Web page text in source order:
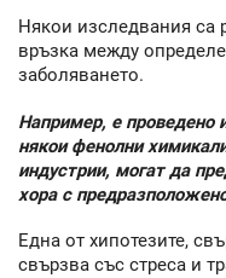
Някои изследвания са
връзка между
заболяването.
Например, е проведено
някои фенолни
индустрии, могат да
хора с
Една от хипотезите,
свързва със стреса и